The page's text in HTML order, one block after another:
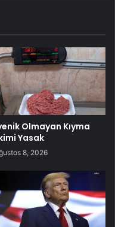
Olmayan Kıyma
Yasak
8, 2026